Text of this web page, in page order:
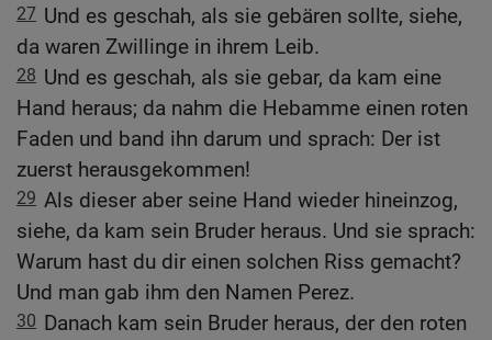
27 Und es geschah, als sie gebären sollte, siehe,
da waren Zwillinge in ihrem Leib.
28 Und es geschah, als sie gebar, da kam eine
Hand heraus; da nahm die Hebamme einen roten
Faden und band ihn darum und sprach: Der ist
zuerst herausgekommen!
29 Als dieser aber seine Hand wieder hineinzog,
siehe, da kam sein Bruder heraus. Und sie sprach:
Warum hast du dir einen solchen Riss gemacht?
Und man gab ihm den Namen Perez.
30 Danach kam sein Bruder heraus, der den roten